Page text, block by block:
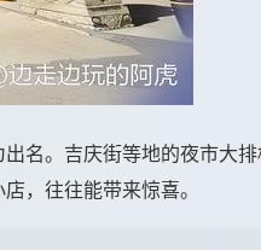
名。吉庆街等地的夜市大
，往往能带来惊喜。